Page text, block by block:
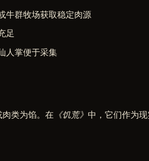
牛群牧场获取稳定肉源
足
人掌便于采集
类为馅。在 《饥荒》 中，它们作为